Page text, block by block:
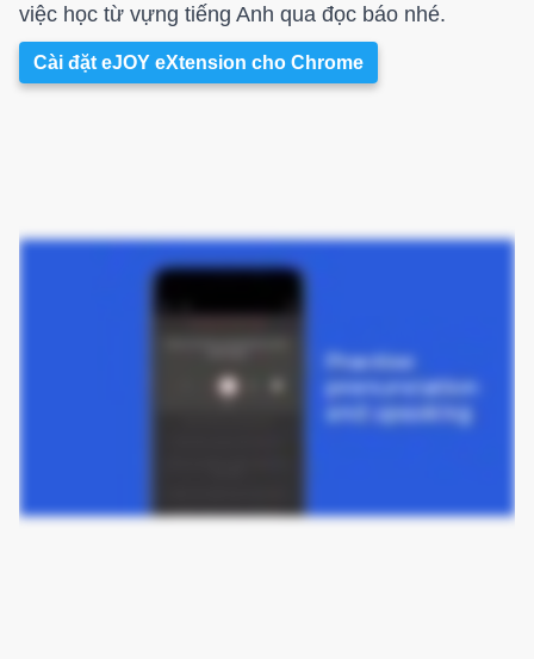
việc học từ vựng tiếng Anh qua đọc báo nhé.
Cài đặt eJOY eXtension cho Chrome